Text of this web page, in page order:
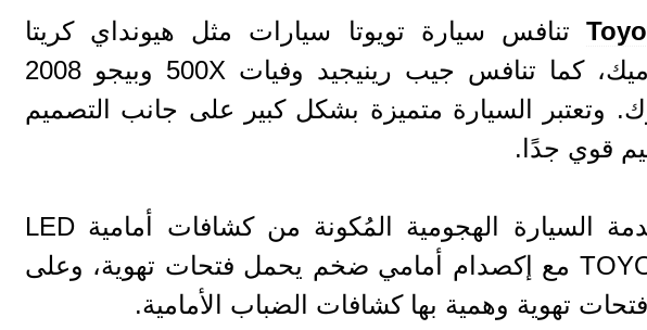
-HR تنافس سيارة تويوتا سيارات مثل هيونداي كريتا
وسكودا كاميك، كما تنافس جيب رينيجيد وفيات 500X وبيجو 2008
وتعتبر السيارة متميزة بشكل كبير على جانب التصميم
قوي جدًا.
حصلت مقدمة السيارة الهجومية المُكونة من كشافات أمامية LED
وشعار TOYOTA مع إكصدام أمامي ضخم يحمل فتحات تهوية، وعلى
تهوية وهمية بها كشافات الضباب الأمامية.